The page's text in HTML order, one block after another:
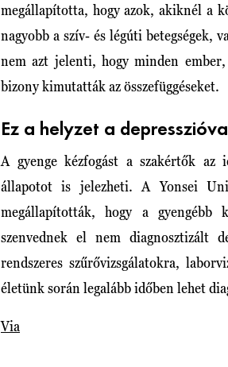
megállapította, hogy azok, akiknél a
nagyobb a szív- és légúti betegségek,
nem azt jelenti, hogy minden
bizony kimutatták az összefüggéseket.
Ez a helyzet a depresszióval
A gyenge kézfogást a szakértők az
állapotot is jelezheti. A Yonsei
megállapították, hogy a gyengébb
szenvednek el nem diagnosztizált
rendszeres szűrővizsgálatokra,
életünk során legalább időben lehet
Via